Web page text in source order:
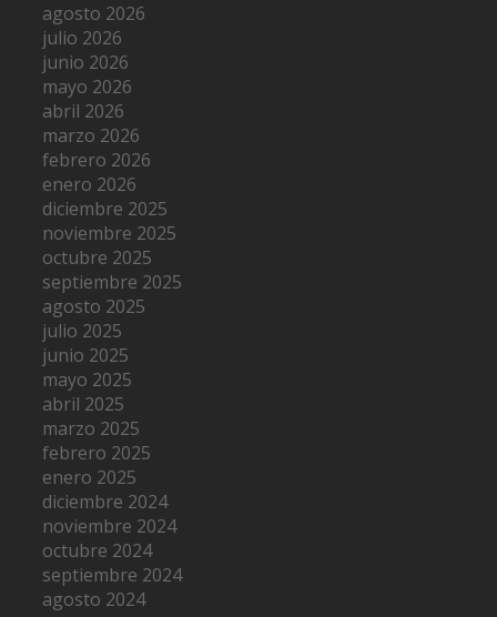
agosto 2026
julio 2026
junio 2026
mayo 2026
abril 2026
marzo 2026
febrero 2026
enero 2026
diciembre 2025
noviembre 2025
octubre 2025
septiembre 2025
agosto 2025
julio 2025
junio 2025
mayo 2025
abril 2025
marzo 2025
febrero 2025
enero 2025
diciembre 2024
noviembre 2024
octubre 2024
septiembre 2024
agosto 2024